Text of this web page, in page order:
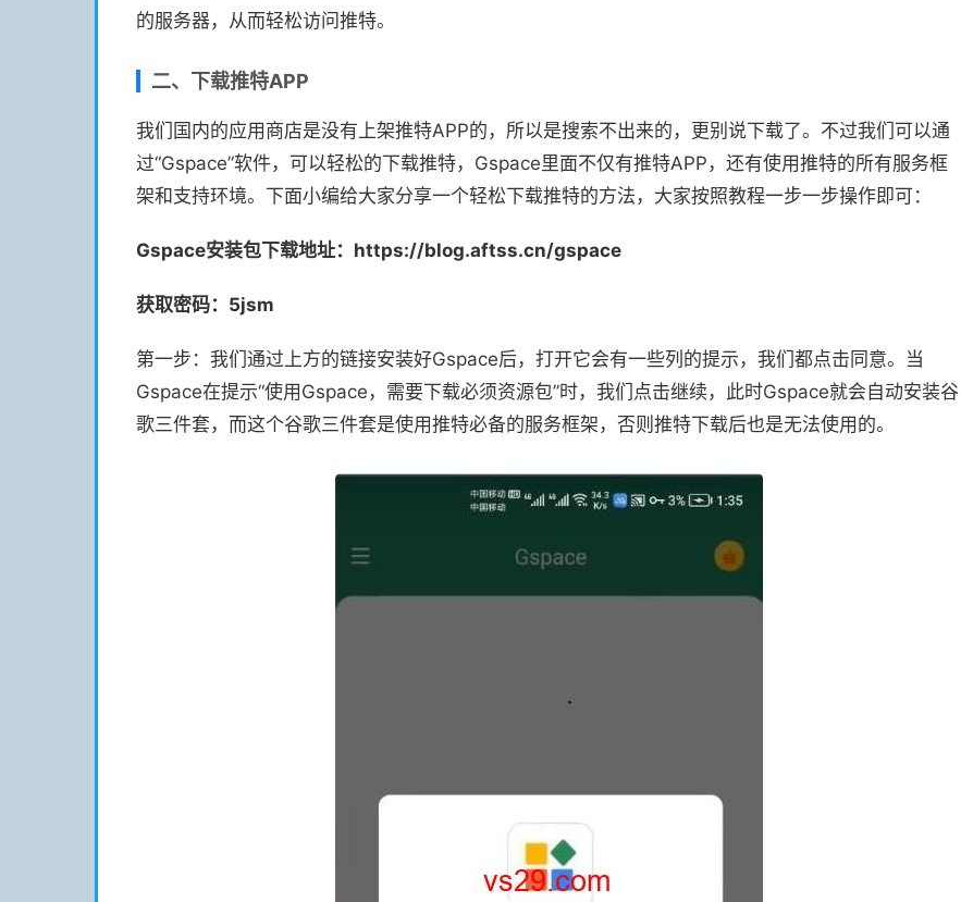
的服务器，从而轻松访问推特。
二、下载推特APP
我们国内的应用商店是没有上架推特APP的，所以是搜索不出来的，更别说下载了。不过我们可以通
过“Gspace”软件，可以轻松的下载推特，Gspace里面不仅有推特APP，还有使用推特的所有服务框
架和支持环境。下面小编给大家分享一个轻松下载推特的方法，大家按照教程一步一步操作即可：
Gspace安装包下载地址： https://blog.aftss.cn/gspace
获取密码：5jsm
第一步：我们通过上方的链接安装好Gspace后，打开它会有一些列的提示，我们都点击同意。当
Gspace在提示“使用Gspace，需要下载必须资源包”时，我们点击继续，此时Gspace就会自动安装谷
歌三件套，而这个谷歌三件套是使用推特必备的服务框架，否则推特下载后也是无法使用的。